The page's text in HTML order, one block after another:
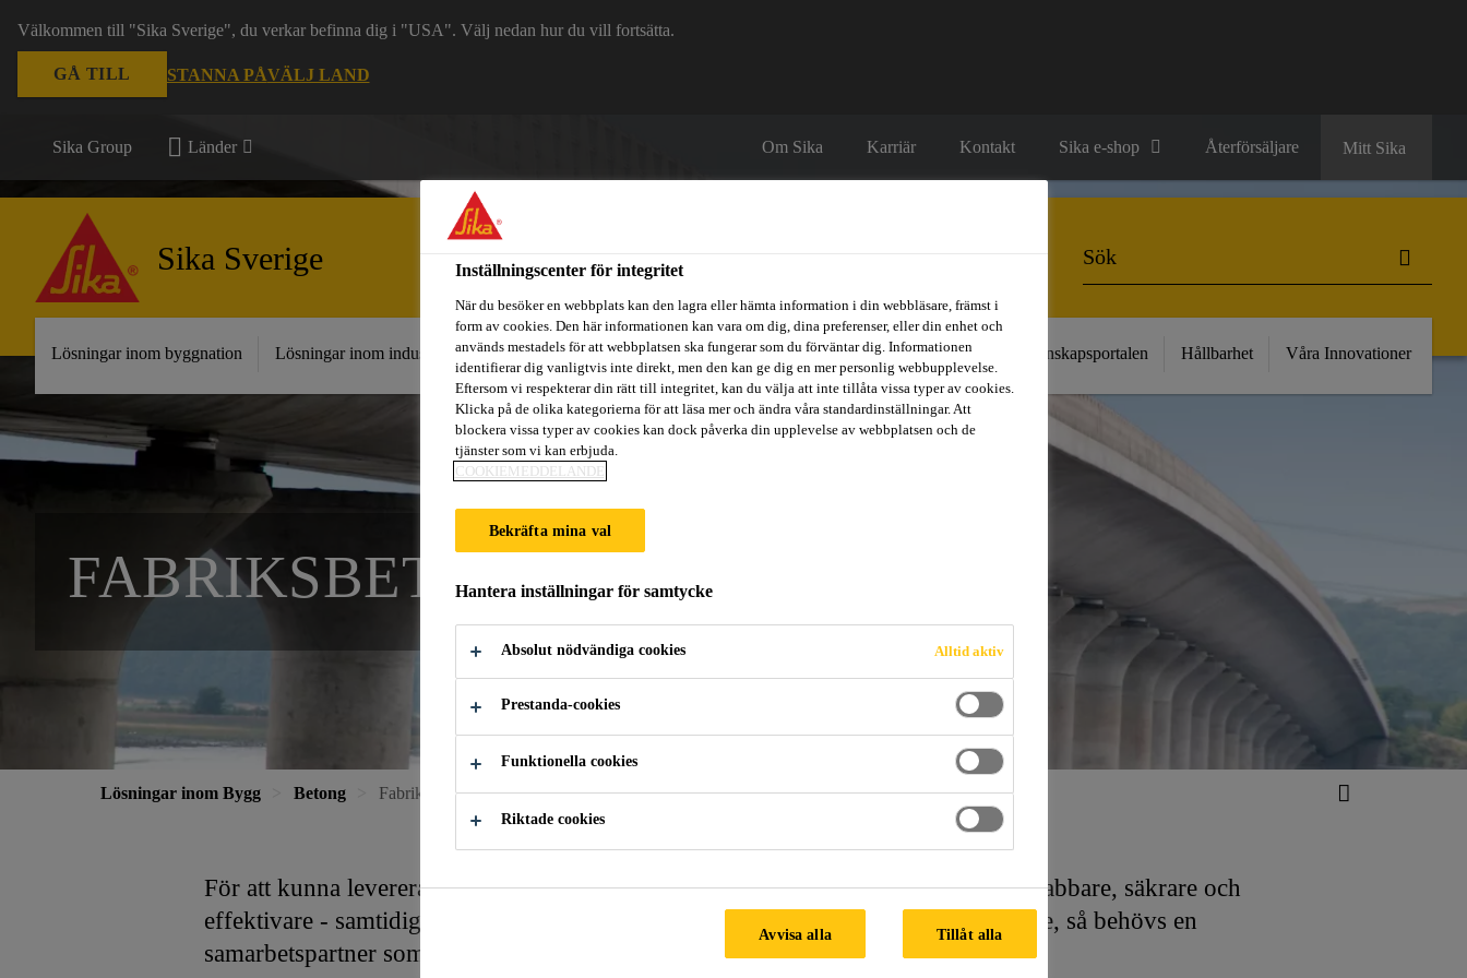
Välkommen till "Sika Sverige", du verkar befinna dig i "USA". Välj nedan hur du vill fortsätta.
GÅ TILL STANNA PÅVÄLJ LAND
Sika Group Länder Om Sika Karriär Kontakt Sika e-shop Återförsäljare Mitt Sika
Sika Sverige
Lösningar inom byggnation Lösningar inom industri Fritidsbåtar Referenser Teknisk Support Föreskrivare / Arkitekt Kunskapsportalen Hållbarhet Våra Innovationer
FABRIKSBETONG
Lösningar inom Bygg Betong Fabriksbetong
För att kunna leverera betong till kunder som ständigt försöker att bygga bättre, snabbare, säkrare och
effektivare - samtidigt som krav från beställare, regelverk och slutkunder blir högre, så behövs en
samarbetspartner som kan dina kunder och deras behov lika bra som du gör.
Inställningscenter för integritet
När du besöker en webbplats kan den lagra eller hämta information i din webbläsare, främst i
form av cookies. Den här informationen kan vara om dig, dina preferenser, eller din enhet och
används mestadels för att webbplatsen ska fungerar som du förväntar dig. Informationen
identifierar dig vanligtvis inte direkt, men den kan ge dig en mer personlig webbupplevelse.
Eftersom vi respekterar din rätt till integritet, kan du välja att inte tillåta vissa typer av cookies.
Klicka på de olika kategorierna för att läsa mer och ändra våra standardinställningar. Att
blockera vissa typer av cookies kan dock påverka din upplevelse av webbplatsen och de
tjänster som vi kan erbjuda.
COOKIEMEDDELANDE
Bekräfta mina val
Hantera inställningar för samtycke
Absolut nödvändiga cookies Alltid aktiv
Prestanda-cookies
Funktionella cookies
Riktade cookies
Avvisa alla Tillåt alla